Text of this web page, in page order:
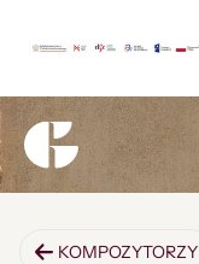
KOMPOZYTORZY